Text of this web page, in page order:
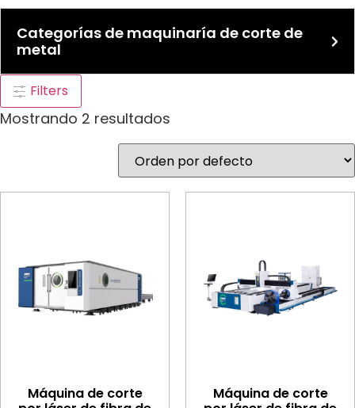
Categorías de maquinaría de corte de
metal
Filters
Mostrando 2 resultados
Máquina de corte
Máquina de corte